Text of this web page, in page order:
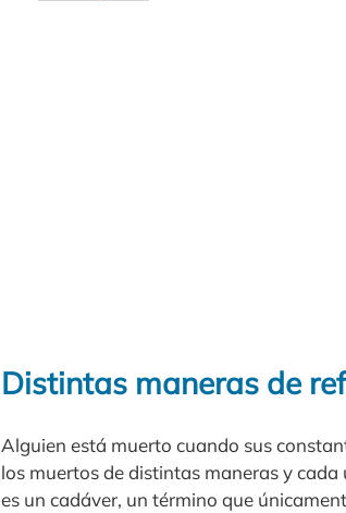
Distintas maneras de
Alguien está muerto cuando sus
los muertos de distintas maneras y
es un cadáver, un término que